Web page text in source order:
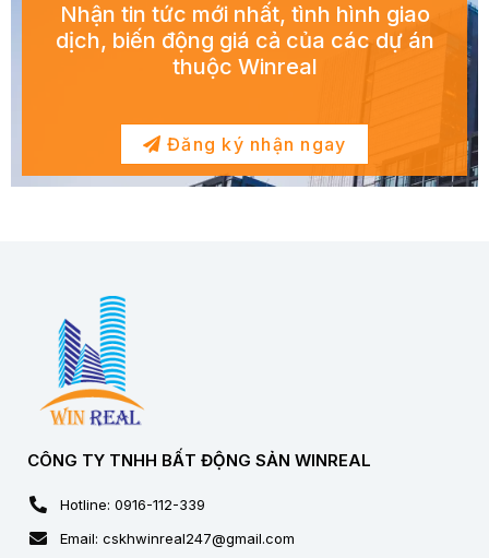
Nhận tin tức mới nhất, tình hình giao
dịch, biến động giá cả của các dự án
thuộc Winreal
Đăng ký nhận ngay
CÔNG TY TNHH BẤT ĐỘNG SẢN WINREAL
Hotline: 0916-112-339
Email: cskhwinreal247@gmail.com